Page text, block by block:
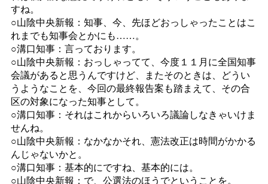
すね。
○山陰中央新報：知事、今、先ほどおっしゃったことはこ
れまでも知事会とかにも……。
○溝口知事：言っております。
○山陰中央新報：おっしゃってて、今度１１月に全国知事
会議があると思うんですけど、またそのときは、どうい
うようなことを、今回の最終報告案も踏まえて、その合
区の対象になった知事として。
○溝口知事：それはこれからいろいろ議論しなきゃいけま
せんね。
○山陰中央新報：なかなかそれ、憲法改正は時間がかかる
んじゃないかと。
○溝口知事：基本的にですね、基本的には。
○山陰中央新報：で、公選法のほうでということを。